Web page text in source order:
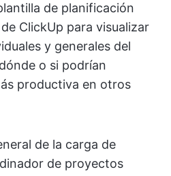
de planificación
ClickUp para visualizar
y generales del
o si podrían
productiva en otros
de la carga de
de proyectos